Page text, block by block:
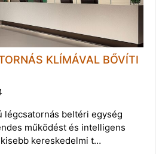
KLÍMÁVAL BŐVÍTI
légcsatornás beltéri egység
működést és intelligens
kereskedelmi t…